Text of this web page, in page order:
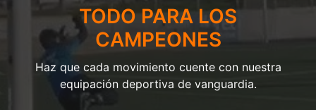
TODO PARA LOS
CAMPEONES
Haz que cada movimiento cuente con nuestra
equipación deportiva de vanguardia.